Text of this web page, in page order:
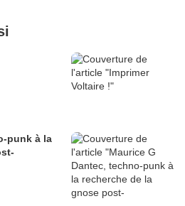
punk à la